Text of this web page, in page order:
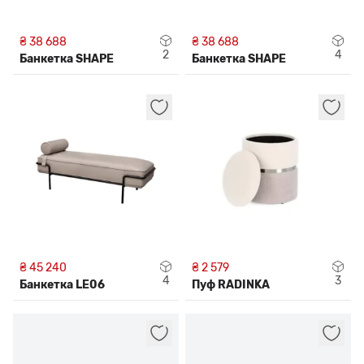
₴ 38 688
Банкетка SHAPE
2
₴ 38 688
Банкетка SHAPE
4
₴ 45 240
Банкетка LE06
4
₴ 2 579
Пуф RADINKA
3